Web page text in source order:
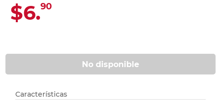
$6.90
No disponible
Características